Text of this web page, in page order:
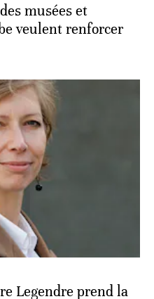
musées et
veulent renforcer
Legendre prend la